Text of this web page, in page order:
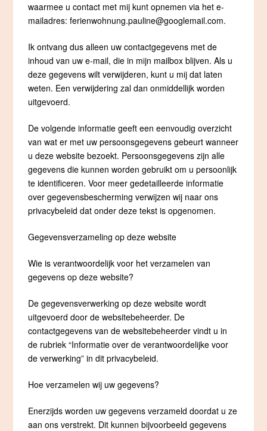
waarmee u contact met mij kunt opnemen via het e-
mailadres: ferienwohnung.pauline@googlemail.com.
Ik ontvang dus alleen uw contactgegevens met de
inhoud van uw e-mail, die in mijn mailbox blijven. Als u
deze gegevens wilt verwijderen, kunt u mij dat laten
weten. Een verwijdering zal dan onmiddellijk worden
uitgevoerd.
De volgende informatie geeft een eenvoudig overzicht
van wat er met uw persoonsgegevens gebeurt wanneer
u deze website bezoekt. Persoonsgegevens zijn alle
gegevens die kunnen worden gebruikt om u persoonlijk
te identificeren. Voor meer gedetailleerde informatie
over gegevensbescherming verwijzen wij naar ons
privacybeleid dat onder deze tekst is opgenomen.
Gegevensverzameling op deze website
Wie is verantwoordelijk voor het verzamelen van
gegevens op deze website?
De gegevensverwerking op deze website wordt
uitgevoerd door de websitebeheerder. De
contactgegevens van de websitebeheerder vindt u in
de rubriek “Informatie over de verantwoordelijke voor
de verwerking” in dit privacybeleid.
Hoe verzamelen wij uw gegevens?
Enerzijds worden uw gegevens verzameld doordat u ze
aan ons verstrekt. Dit kunnen bijvoorbeeld gegevens